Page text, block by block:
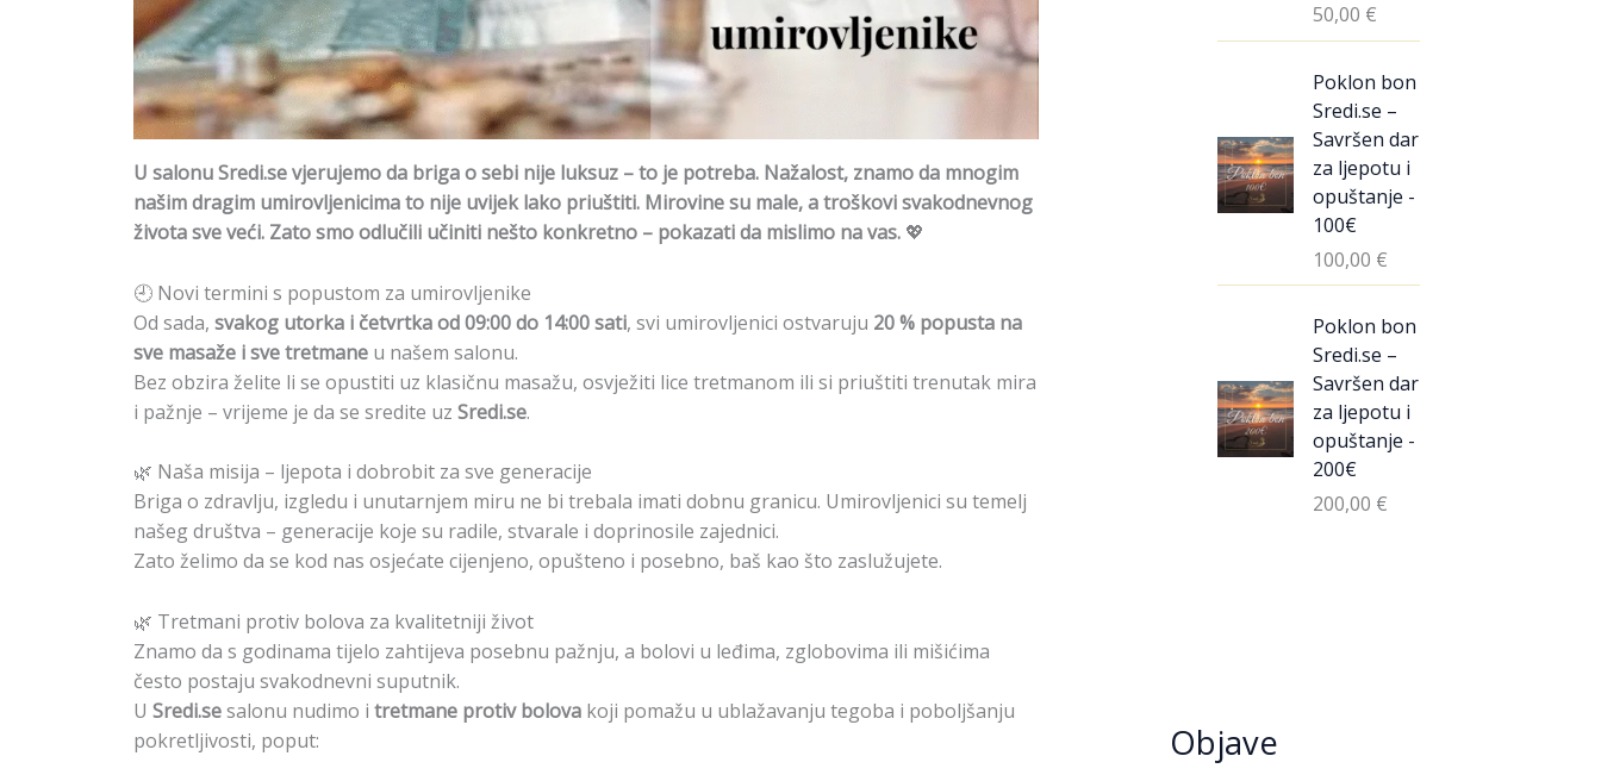
U salonu Sredi.se vjerujemo da briga o sebi nije luksuz – to je potreba. Nažalost, znamo da mnogim
našim dragim umirovljenicima to nije uvijek lako priuštiti. Mirovine su male, a troškovi svakodnevnog
života sve veći. Zato smo odlučili učiniti nešto konkretno – pokazati da mislimo na vas. 💖
🕘 Novi termini s popustom za umirovljenike
Od sada, svakog utorka i četvrtka od 09:00 do 14:00 sati, svi umirovljenici ostvaruju 20 % popusta na
sve masaže i sve tretmane u našem salonu.
Bez obzira želite li se opustiti uz klasičnu masažu, osvježiti lice tretmanom ili si priuštiti trenutak mira
i pažnje – vrijeme je da se sredite uz Sredi.se.
🌿 Naša misija – ljepota i dobrobit za sve generacije
Briga o zdravlju, izgledu i unutarnjem miru ne bi trebala imati dobnu granicu. Umirovljenici su temelj
našeg društva – generacije koje su radile, stvarale i doprinosile zajednici.
Zato želimo da se kod nas osjećate cijenjeno, opušteno i posebno, baš kao što zaslužujete.
🌿 Tretmani protiv bolova za kvalitetniji život
Znamo da s godinama tijelo zahtijeva posebnu pažnju, a bolovi u leđima, zglobovima ili mišićima
često postaju svakodnevni suputnik.
U Sredi.sesalonu nudimo i tretmane protiv bolova koji pomažu u ublažavanju tegoba i poboljšanju
pokretljivosti, poput:
50,00 €
Poklon bon
Sredi.se –
Savršen dar
za ljepotu i
opuštanje -
100€
100,00 €
Poklon bon
Sredi.se –
Savršen dar
za ljepotu i
opuštanje -
200€
200,00 €
Objave